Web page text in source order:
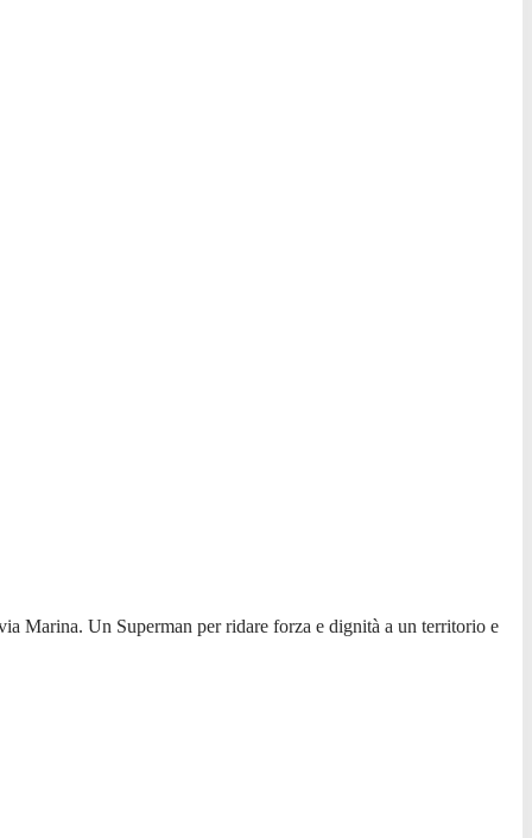
Marina. Un Superman per ridare forza e dignità a un territorio e